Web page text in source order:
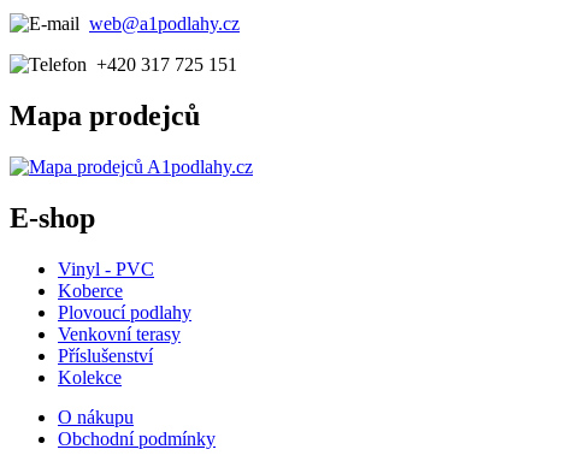
web@a1podlahy.cz
+420 317 725 151
Mapa prodejců
E-shop
Vinyl - PVC
Koberce
Plovoucí podlahy
Venkovní terasy
Příslušenství
Kolekce
O nákupu
Obchodní podmínky